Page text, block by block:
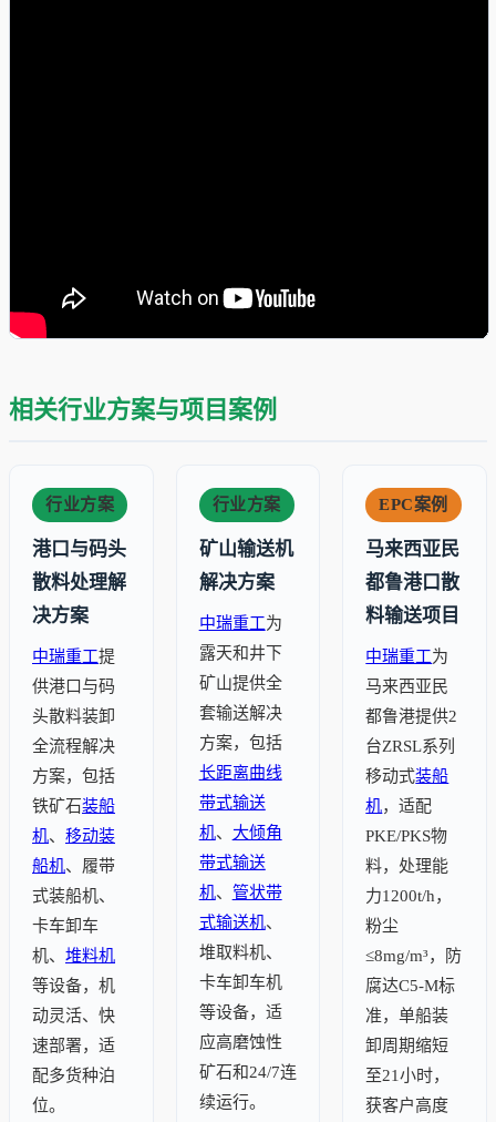
相关行业方案与项目案例
行业方案
港口与码头
散料处理解
决方案
中瑞重工提
供港口与码
头散料装卸
全流程解决
方案，包括
铁矿石装船
机、 移动装
船机、履带
式装船机、
卡车卸车
机、 堆料机
等设备，机
动灵活、快
速部署，适
配多货种泊
位。
行业方案
矿山输送机
解决方案
中瑞重工为
露天和井下
矿山提供全
套输送解决
方案，包括
长距离曲线
带式输送
机、 大倾角
带式输送
机、 管状带
式输送机、
堆取料机、
卡车卸车机
等设备，适
应高磨蚀性
矿石和24/7连
续运行。
EPC案例
马来西亚民
都鲁港口散
料输送项目
中瑞重工为
马来西亚民
都鲁港提供2
台ZRSL系列
移动式装船
机，适配
PKE/PKS物
料，处理能
力1200t/h，
粉尘
≤8mg/m³，防
腐达C5-M标
准，单船装
卸周期缩短
至21小时，
获客户高度